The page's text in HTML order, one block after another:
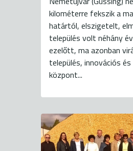
kilométerre fekszik a
határtól, elszigetelt,
település volt néhány
ezelőtt, ma azonban
település, innovációs
központ...